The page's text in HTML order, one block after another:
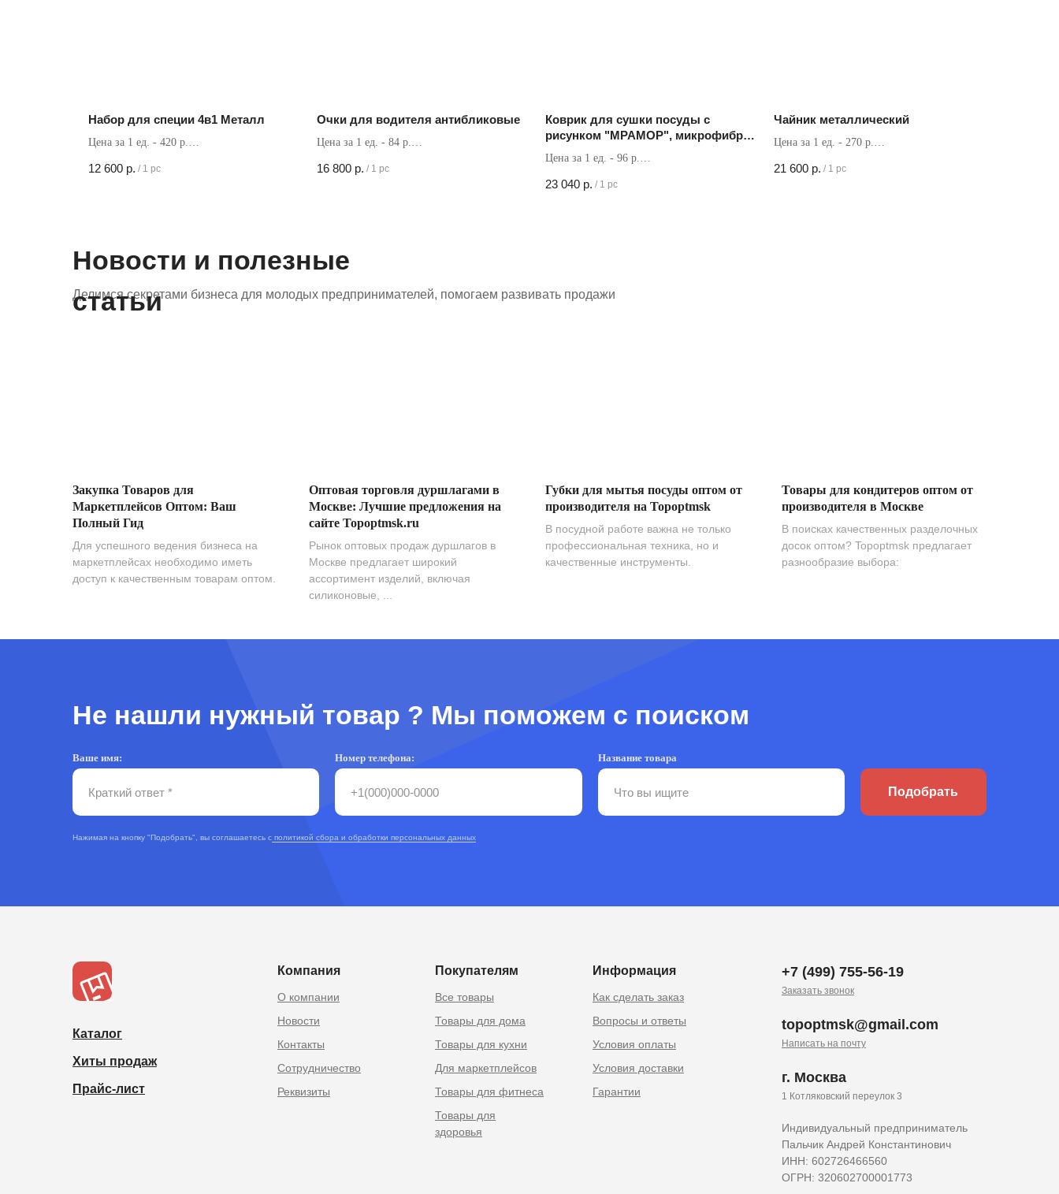
Набор для специи 4в1 Металл
Цена за 1 ед. - 420 р.
12 600 р. / 1 pc
Очки для водителя антибликовые
Цена за 1 ед. - 84 р.
16 800 р. / 1 pc
Коврик для сушки посуды с
рисунком "МРАМОР", микрофибра,
38х30 см
Цена за 1 ед. - 96 р.
23 040 р. / 1 pc
Чайник металлический
Цена за 1 ед. - 270 р.
21 600 р. / 1 pc
Новости и полезные
статьи
Делимся секретами бизнеса для молодых предпринимателей, помогаем развивать продажи
Закупка Товаров для
Маркетплейсов Оптом: Ваш
Полный Гид
Для успешного ведения бизнеса на
маркетплейсах необходимо иметь
доступ к качественным товарам оптом.
Оптовая торговля дуршлагами в
Москве: Лучшие предложения на
сайте Topoptmsk.ru
Рынок оптовых продаж дуршлагов в
Москве предлагает широкий
ассортимент изделий, включая
силиконовые, ...
Губки для мытья посуды оптом от
производителя на Topoptmsk
В посудной работе важна не только
профессиональная техника, но и
качественные инструменты.
Товары для кондитеров оптом от
производителя в Москве
В поисках качественных разделочных
досок оптом? Topoptmsk предлагает
разнообразие выбора:
Не нашли нужный товар ? Мы поможем с поиском
Ваше имя: Номер телефона: Название товара
Подобрать
Нажимая на кнопку "Подобрать", вы соглашаетесь с политикой сбора и обработки персональных данных
Компания Покупателям Информация
Как сделать заказ
Вопросы и ответы
Условия оплаты
Индивидуальный предприниматель
Пальчик Андрей Константинович
ИНН: 602726466560
ОГРН: 320602700001773
Гарантии
Все товары
Товары для дома
Товары для кухни
О компании
Новости
Контакты
Сотрудничество
Для маркетплейсов
Товары для фитнеса
Товары для
здоровья
Реквизиты
+7 (499) 755-56-19
Заказать звонок
topoptmsk@gmail.com
Написать на почту
г. Москва
1 Котляковский переулок 3
Каталог
Хиты продаж
Прайс-лист
Условия доставки